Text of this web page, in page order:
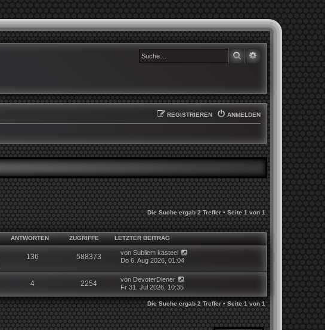
SUCHE
ANMELDEN
REGISTRIEREN
Die Suche ergab 2 Treffer • Seite1 von1
ANTWORTEN ZUGRIFFE LETZTER BEITRAG
136 588373 von Subliem kasteel
Do 6. Aug 2026, 01:04
4 2254 von DevoterDiener
Fr 31. Jul 2026, 10:35
Die Suche ergab 2 Treffer • Seite1von1